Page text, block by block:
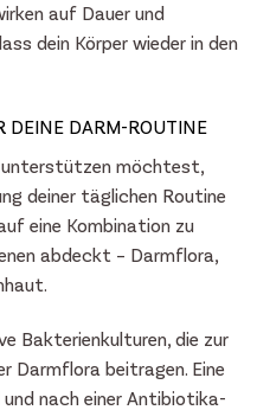
auf Dauer und
dein Körper wieder in den
DEINE DARM-ROUTINE
unterstützen möchtest,
deiner täglichen Routine
eine Kombination zu
abdeckt – Darmflora,
Bakterienkulturen, die zur
Darmflora beitragen. Eine
nach einer Antibiotika-